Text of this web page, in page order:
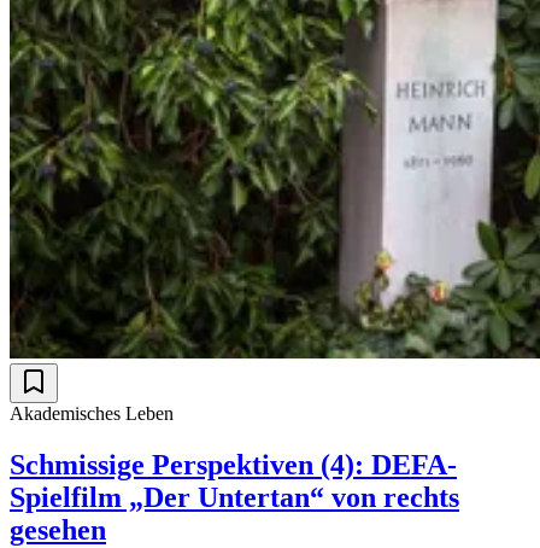
Akademisches Leben
Schmissige Perspektiven (4): DEFA-
Spielfilm „Der Untertan“ von rechts
gesehen